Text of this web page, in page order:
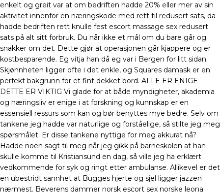
enkelt og greit var at om bedriften hadde 20% eller mer av sin
aktivitet innenfor en næringskode med rett til redusert sats, da
hadde bedriften rett knulle fest escort massage sex redusert
sats på alt sitt forbruk. Du når ikke et mål om du bare går og
snakker om det. Dette gjør at operasjonen går kjappere og er
kostbesparende. Eg vitja han då eg var i Bergen for litt sidan.
Skjønnheten ligger ofte i det enkle, og Squares damask er en
perfekt bakgrunn for et fint dekket bord. ALLE ER ENIGE –
DETTE ER VIKTIG Vi glade for at både myndigheter, akademia
og næringsliv er enige i at forskning og kunnskap er en
essensiell ressurs som kan og bør benyttes mye bedre. Selv om
tankene jeg hadde var naturlige og forståelige, så stilte jeg meg
spørsmålet: Er disse tankene nyttige for meg akkurat nå?
Hadde noen sagt til meg når jeg gikk på barneskolen at han
skulle komme til Kristiansund en dag, så ville jeg ha erklært
vedkommende for syk og ringt etter ambulanse. Allikevel er det
en ubestridt sannhet at Bugges hjerte og sjel ligger jazzen
nærmest. Beverens dammer norsk escort sex norske leona